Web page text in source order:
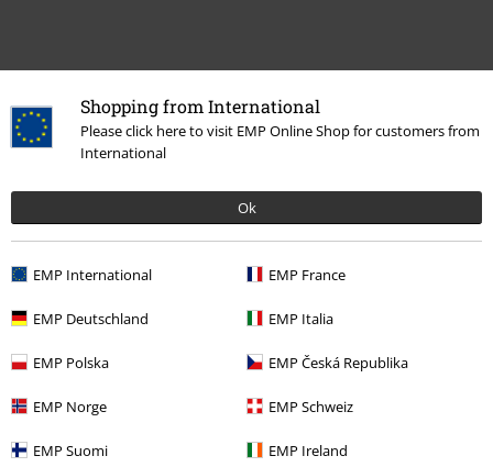
Shopping from International
Please click here to visit EMP Online Shop for customers from
International
Ok
EMP International EMP France
EMP Deutschland EMP Italia
EMP Polska EMP Česká Republika
EMP Norge EMP Schweiz
EMP Suomi EMP Ireland
Plus de catégories. Plus d'options.
Accessoires Sacs Sacs à bandoulière
Thèmes Basics Accessoires
Thèmes Idées cadeaux
Thèmes Basics
Promos % Femme